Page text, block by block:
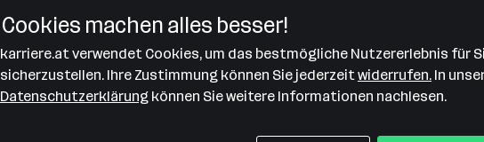
Bitte stimme unseren Cookie-
Richtlinien zu, um diese Karte
anzuzeigen.
Zustimmung geben
Cookies machen alles besser!
karriere.at verwendet Cookies, um das bestmögliche Nutzererlebnis für
sicherzustellen. Ihre Zustimmung können Sie jederzeit widerrufen. In
Datenschutzerklärung können Sie weitere Informationen nachlesen.